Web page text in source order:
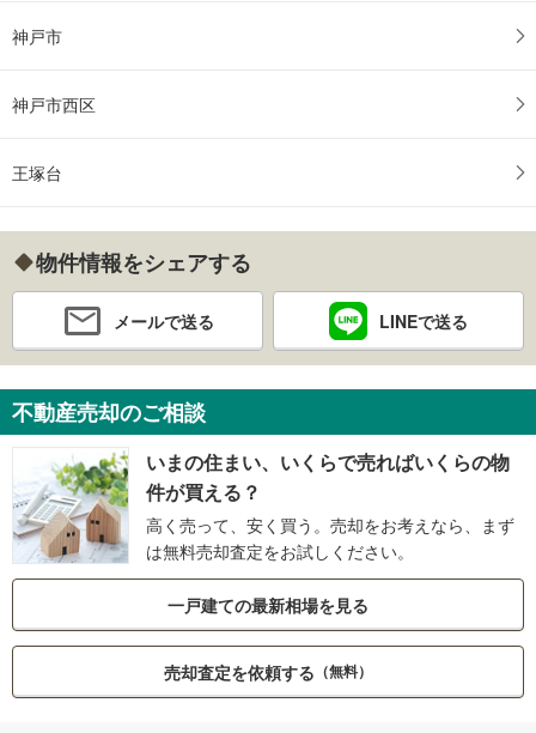
神戸市
神戸市西区
王塚台
物件情報をシェアする
メールで送る LINEで送る
不動産売却のご相談
いまの住まい、いくらで売ればいくらの物
件が買える？
高く売って、安く買う。売却をお考えなら、まず
は無料売却査定をお試しください。
一戸建ての最新相場を見る
売却査定を依頼する （無料）